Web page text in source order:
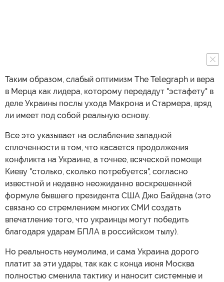
Таким образом, слабый оптимизм The Telegraph и вера
в Мерца как лидера, которому передадут "эстафету" в
деле Украины послы ухода Макрона и Стармера, вряд
ли имеет под собой реальную основу.
Все это указывает на ослабление западной
сплоченности в том, что касается продолжения
конфликта на Украине, а точнее, всяческой помощи
Киеву "столько, сколько потребуется", согласно
известной и недавно неожиданно воскрешенной
формуле бывшего президента США Джо Байдена (это
связано со стремлением многих СМИ создать
впечатление того, что украинцы могут победить
благодаря ударам БПЛА в российском тылу).
Но реальность неумолима, и сама Украина дорого
платит за эти удары, так как с конца июня Москва
полностью сменила тактику и наносит системные и